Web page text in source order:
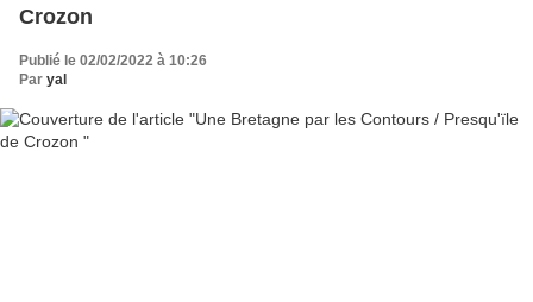
Crozon
Publié le 02/02/2022 à 10:26
Par yal